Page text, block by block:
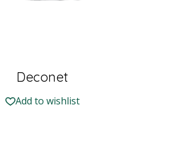
Deconet
Add to wishlist